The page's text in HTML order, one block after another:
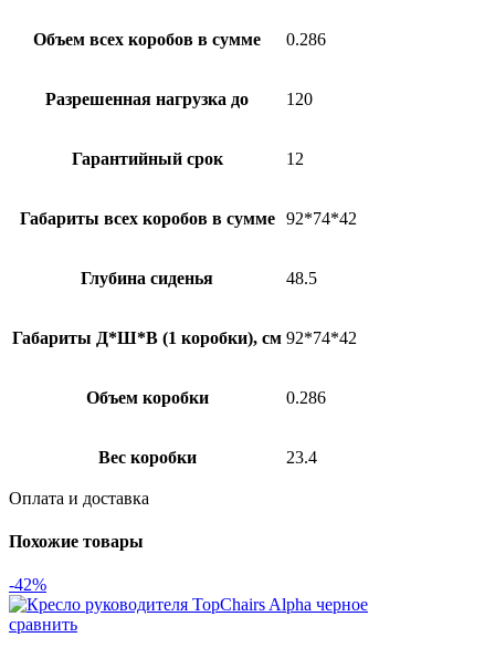
Объем всех коробов в сумме 0.286
Разрешенная нагрузка до 120
Гарантийный срок 12
Габариты всех коробов в сумме 92*74*42
Глубина сиденья 48.5
Габариты Д*Ш*В (1 коробки), см 92*74*42
Объем коробки 0.286
Вес коробки 23.4
Оплата и доставка
Похожие товары
-42%
сравнить